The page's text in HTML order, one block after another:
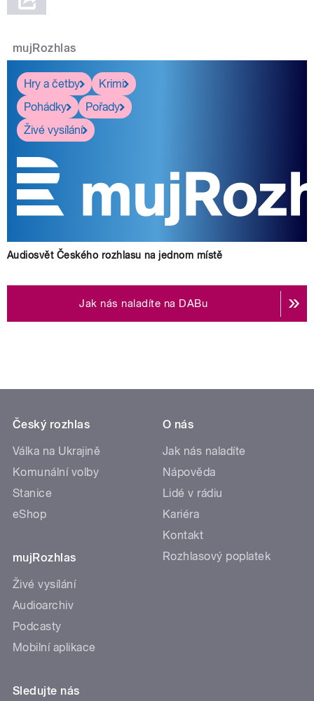
mujRozhlas
Hry a četby
Krimi
Pohádky
Pořady
Živé vysílání
Audiosvět Českého rozhlasu na jednom místě
Jak nás naladíte na DABu
Český rozhlas
Válka na Ukrajině
Komunální volby
Stanice
eShop
mujRozhlas
Živé vysílání
Audioarchiv
Podcasty
Mobilní aplikace
O nás
Jak nás naladíte
Nápověda
Lidé v rádiu
Kariéra
Kontakt
Rozhlasový poplatek
Sledujte nás